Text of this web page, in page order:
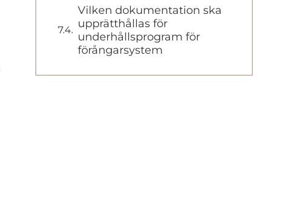
Vilken dokumentation ska
upprätthållas för
underhållsprogram för
förångarsystem